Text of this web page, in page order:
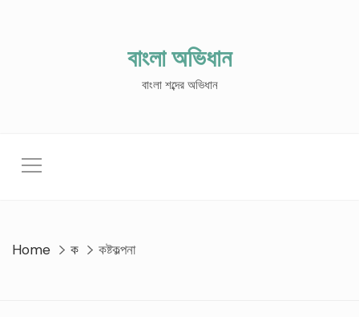
বাংলা অভিধান
বাংলা শব্দের অভিধান
Home ক কষ্টকল্পনা